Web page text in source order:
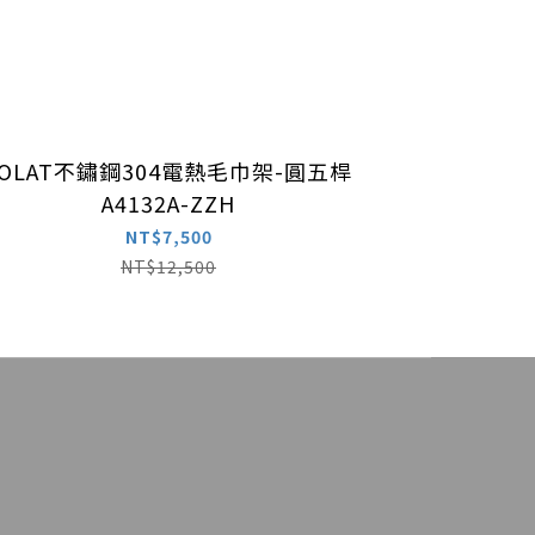
不鏽鋼304電熱毛巾架-圓五桿
A4132A-ZZH
NT$7,500
NT$12,500